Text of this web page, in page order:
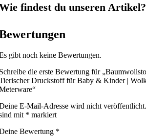
findest du unseren Artikel?
gibt noch keine Bewertungen.
die erste Bewertung für
Druckstoff für Baby & Kinder |
E-Mail-Adresse wird nicht veröffentlicht.
mit * markiert
Bewertung *